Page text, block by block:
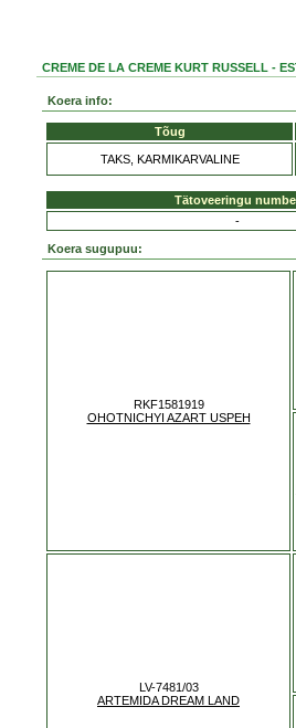
CREME DE LA CREME KURT RUSSELL -
Koera info:
Tõug
TAKS, KARMIKARVALINE
Tätoveeringu
-
Koera sugupuu:
RKF1581919
OHOTNICHYI AZART USPEH
LV-7481/03
ARTEMIDA DREAM LAND